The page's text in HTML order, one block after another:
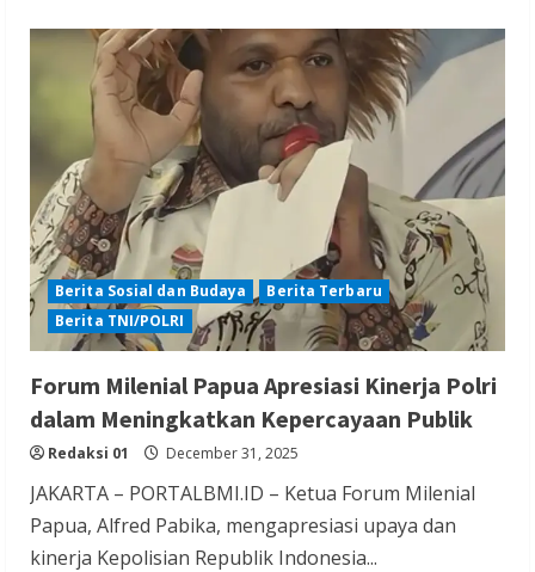
:
Fatalitas
Lakalantas
Pada
Puncak
Arus
Mudik
Nataru
2025,
Turun
Hingga
23.3
%
Berita Sosial dan Budaya
Berita Terbaru
Berita TNI/POLRI
Forum Milenial Papua Apresiasi Kinerja Polri
dalam Meningkatkan Kepercayaan Publik
Redaksi 01 December 31, 2025
JAKARTA – PORTALBMI.ID – Ketua Forum Milenial
Papua, Alfred Pabika, mengapresiasi upaya dan
kinerja Kepolisian Republik Indonesia...